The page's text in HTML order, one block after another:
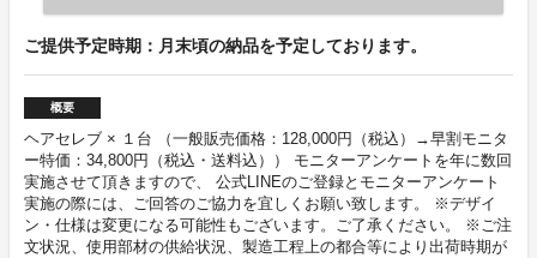
ご提供予定時期：月末頃の納品を予定しております。
概要
ヘアセレブ × １台 （一般販売価格：128,000円（税込）→早割モニタ
ー特価：34,800円（税込・送料込）） モニターアンケートを年に数回
実施させて頂きますので、 公式LINEのご登録とモニターアンケート
実施の際には、ご回答のご協力を宜しくお願い致します。 ※デザイ
ン・仕様は変更になる可能性もございます。ご了承ください。 ※ご注
文状況、使用部材の供給状況、製造工程上の都合等により出荷時期が